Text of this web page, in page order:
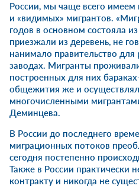
России, мы чаще всего
и «видимых» мигрантов.
годов в основном состояла
приезжали из деревень, не
нанимало правительство для
заводах. Мигранты
построенных для них
общежития же и
многочисленными
Деминцева.
В России до последнего
миграционных потоков
сегодня постепенно
Также в России практически
контракту и никогда не